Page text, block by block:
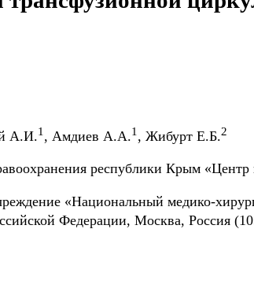
А.И.1 , Амдиев А.А.1 , Жибурт Е.Б.2
республики Крым
«Национальный медико-
Федерации, Москва, Россия